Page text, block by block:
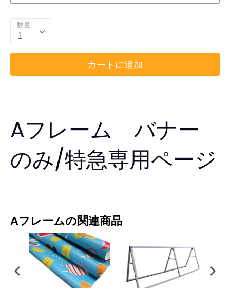
数量
1
カートに追加
Aフレーム バナー
のみ/特急専用ページ
Aフレームの関連商品